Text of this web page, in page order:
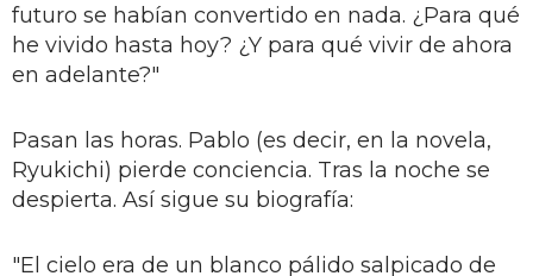
futuro se habían convertido en nada. ¿Para qué
he vivido hasta hoy? ¿Y para qué vivir de ahora
en adelante?"
Pasan las horas. Pablo (es decir, en la novela,
Ryukichi) pierde conciencia. Tras la noche se
despierta. Así sigue su biografía:
"El cielo era de un blanco pálido salpicado de